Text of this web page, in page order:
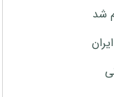
شد